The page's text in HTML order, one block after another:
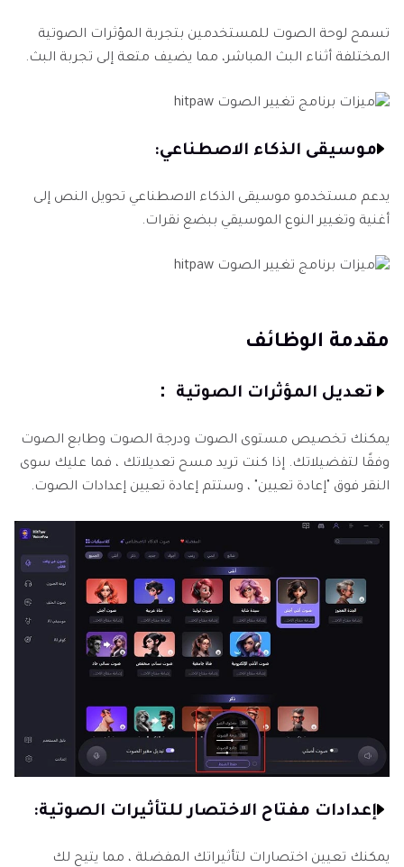
تسمح لوحة الصوت للمستخدمين بتجربة المؤثرات الصوتية
المختلفة أثناء البث المباشر، مما يضيف متعة إلى تجربة البث.
موسيقى الذكاء الاصطناعي:
يدعم مستخدمو موسيقى الذكاء الاصطناعي تحويل النص إلى
أغنية وتغيير النوع الموسيقي ببضع نقرات.
مقدمة الوظائف
تعديل المؤثرات الصوتية ：
يمكنك تخصيص مستوى الصوت ودرجة الصوت وطابع الصوت
وفقًا لتفضيلاتك. إذا كنت تريد مسح تعديلاتك ، فما عليك سوى
النقر فوق "إعادة تعيين" ، وستتم إعادة تعيين إعدادات الصوت.
إعدادات مفتاح الاختصار للتأثيرات الصوتية:
يمكنك تعيين اختصارات لتأثيراتك المفضلة ، مما يتيح لك